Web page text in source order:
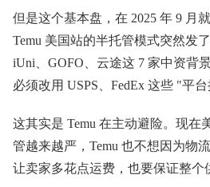
但是这个基本盘，在 2025 年 9 月
Temu 美国站的半托管模式突然发
iUni、GOFO、云途这 7 家中资背
必须改用 USPS、FedEx 这些 "平台
这其实是 Temu 在主动避险。现在
管越来越严，Temu 也不想因为物
让卖家多花点运费，也要保证整个